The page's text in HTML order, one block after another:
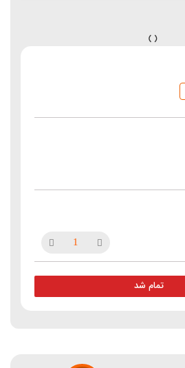
تمام شد